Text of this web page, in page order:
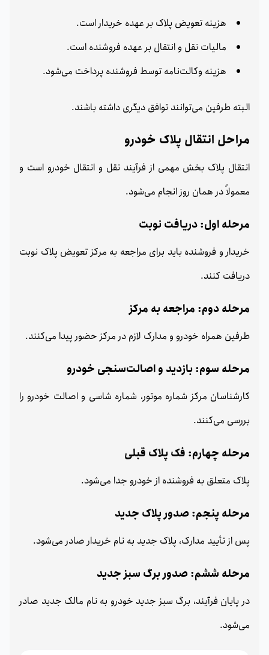
هزینه تعویض پلاک بر عهده خریدار است.
مالیات نقل و انتقال بر عهده فروشنده است.
هزینه وکالت‌نامه توسط فروشنده پرداخت می‌شود.
البته طرفین می‌توانند توافق دیگری داشته باشند.
مراحل انتقال پلاک خودرو
انتقال پلاک بخش مهمی از فرآیند نقل و انتقال خودرو است و
معمولاً در همان روز انجام می‌شود.
مرحله اول: دریافت نوبت
خریدار و فروشنده باید برای مراجعه به مرکز تعویض پلاک نوبت
دریافت کنند.
مرحله دوم: مراجعه به مرکز
طرفین همراه خودرو و مدارک لازم در مرکز حضور پیدا می‌کنند.
مرحله سوم: بازدید و اصالت‌سنجی خودرو
کارشناسان مرکز شماره موتور، شماره شاسی و اصالت خودرو را
بررسی می‌کنند.
مرحله چهارم: فک پلاک قبلی
پلاک متعلق به فروشنده از خودرو جدا می‌شود.
مرحله پنجم: صدور پلاک جدید
پس از تأیید مدارک، پلاک جدید به نام خریدار صادر می‌شود.
مرحله ششم: صدور برگ سبز جدید
در پایان فرآیند، برگ سبز جدید خودرو به نام مالک جدید صادر
می‌شود.